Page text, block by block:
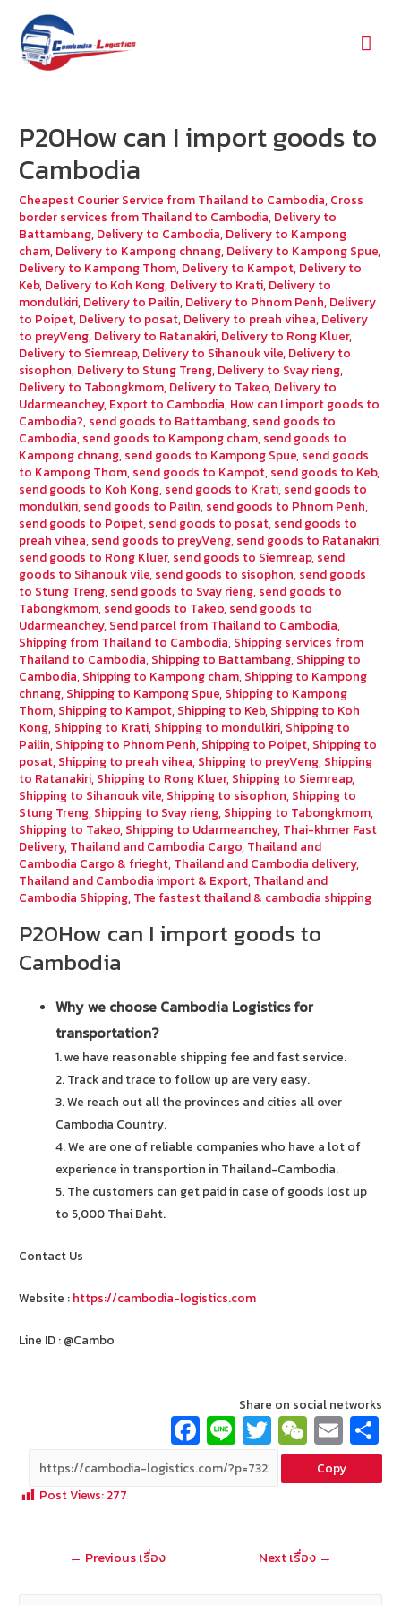
P20How can I import goods to
Cambodia
Cheapest Courier Service from Thailand to Cambodia, Cross
border services from Thailand to Cambodia, Delivery to
Battambang, Delivery to Cambodia, Delivery to Kampong
cham, Delivery to Kampong chnang, Delivery to Kampong Spue,
Delivery to Kampong Thom, Delivery to Kampot, Delivery to
Keb, Delivery to Koh Kong, Delivery to Krati, Delivery to
mondulkiri, Delivery to Pailin, Delivery to Phnom Penh, Delivery
to Poipet, Delivery to posat, Delivery to preah vihea, Delivery
to preyVeng, Delivery to Ratanakiri, Delivery to Rong Kluer,
Delivery to Siemreap, Delivery to Sihanouk vile, Delivery to
sisophon, Delivery to Stung Treng, Delivery to Svay rieng,
Delivery to Tabongkmom, Delivery to Takeo, Delivery to
Udarmeanchey, Export to Cambodia, How can I import goods to
Cambodia?, send goods to Battambang, send goods to
Cambodia, send goods to Kampong cham, send goods to
Kampong chnang, send goods to Kampong Spue, send goods
to Kampong Thom, send goods to Kampot, send goods to Keb,
send goods to Koh Kong, send goods to Krati, send goods to
mondulkiri, send goods to Pailin, send goods to Phnom Penh,
send goods to Poipet, send goods to posat, send goods to
preah vihea, send goods to preyVeng, send goods to Ratanakiri,
send goods to Rong Kluer, send goods to Siemreap, send
goods to Sihanouk vile, send goods to sisophon, send goods
to Stung Treng, send goods to Svay rieng, send goods to
Tabongkmom, send goods to Takeo, send goods to
Udarmeanchey, Send parcel from Thailand to Cambodia,
Shipping from Thailand to Cambodia, Shipping services from
Thailand to Cambodia, Shipping to Battambang, Shipping to
Cambodia, Shipping to Kampong cham, Shipping to Kampong
chnang, Shipping to Kampong Spue, Shipping to Kampong
Thom, Shipping to Kampot, Shipping to Keb, Shipping to Koh
Kong, Shipping to Krati, Shipping to mondulkiri, Shipping to
Pailin, Shipping to Phnom Penh, Shipping to Poipet, Shipping to
posat, Shipping to preah vihea, Shipping to preyVeng, Shipping
to Ratanakiri, Shipping to Rong Kluer, Shipping to Siemreap,
Shipping to Sihanouk vile, Shipping to sisophon, Shipping to
Stung Treng, Shipping to Svay rieng, Shipping to Tabongkmom,
Shipping to Takeo, Shipping to Udarmeanchey, Thai-khmer Fast
Delivery, Thailand and Cambodia Cargo, Thailand and
Cambodia Cargo & frieght, Thailand and Cambodia delivery,
Thailand and Cambodia import & Export, Thailand and
Cambodia Shipping, The fastest thailand & cambodia shipping
P20How can I import goods to
Cambodia
Why we choose Cambodia Logistics for
transportation?
1. we have reasonable shipping fee and fast service.
2. Track and trace to follow up are very easy.
3. We reach out all the provinces and cities all over
Cambodia Country.
4. We are one of reliable companies who have a lot of
experience in transportion in Thailand-Cambodia.
5. The customers can get paid in case of goods lost up
to 5,000 Thai Baht.
Contact Us
Website : https://cambodia-logistics.com
Line ID : @Cambo
Share on social networks
Fa
ce
b
Li
n
e
T
wi
tt
W
e
C
at
E
m
ai
Copy
Post Views: 277
แนะแนว
← Previous เรื่อง Next เรื่อง →